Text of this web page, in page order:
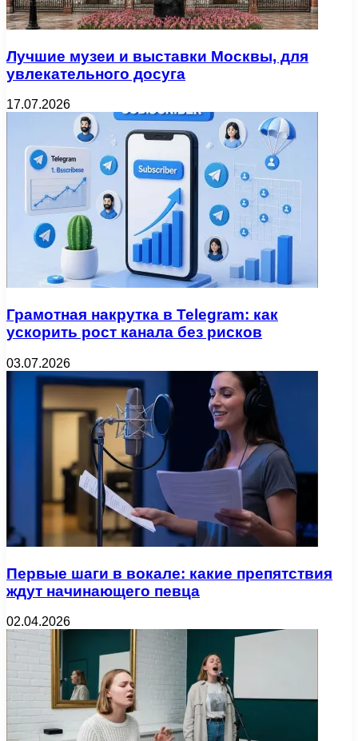
Лучшие музеи и выставки Москвы, для
увлекательного досуга
17.07.2026
Грамотная накрутка в Telegram: как
ускорить рост канала без рисков
03.07.2026
Первые шаги в вокале: какие препятствия
ждут начинающего певца
02.04.2026